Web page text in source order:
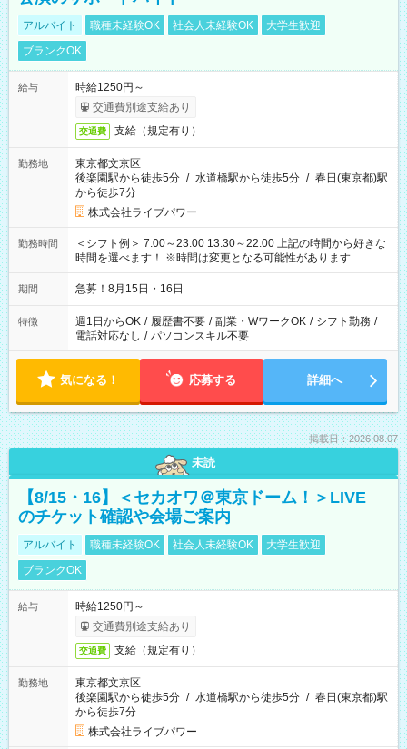
アルバイト 職種未経験OK 社会人未経験OK
大学生歓迎
ブランクOK
給与
時給1250円～
交通費別途支給あり
交通費 支給（規定有り）
勤務地
東京都文京区
後楽園駅から徒歩5分 / 水道橋駅から徒歩5分 / 春日(東京都)駅
から徒歩7分
株式会社ライブパワー
勤務時間
＜シフト例＞ 7:00～23:00 13:30～22:00 上記の時間から好きな
時間を選べます！ ※時間は変更となる可能性があります
期間 急募！8月15日・16日
特徴 週1日からOK / 履歴書不要 / 副業・WワークOK / シフト勤務 /
電話対応なし / パソコンスキル不要
気になる！ 応募する 詳細へ
掲載日：2026.08.07
未読
【8/15・16】＜セカオワ＠東京ドーム！＞LIVE
のチケット確認や会場ご案内
アルバイト 職種未経験OK 社会人未経験OK
大学生歓迎
ブランクOK
給与
時給1250円～
交通費別途支給あり
交通費 支給（規定有り）
勤務地
東京都文京区
後楽園駅から徒歩5分 / 水道橋駅から徒歩5分 / 春日(東京都)駅
から徒歩7分
株式会社ライブパワー